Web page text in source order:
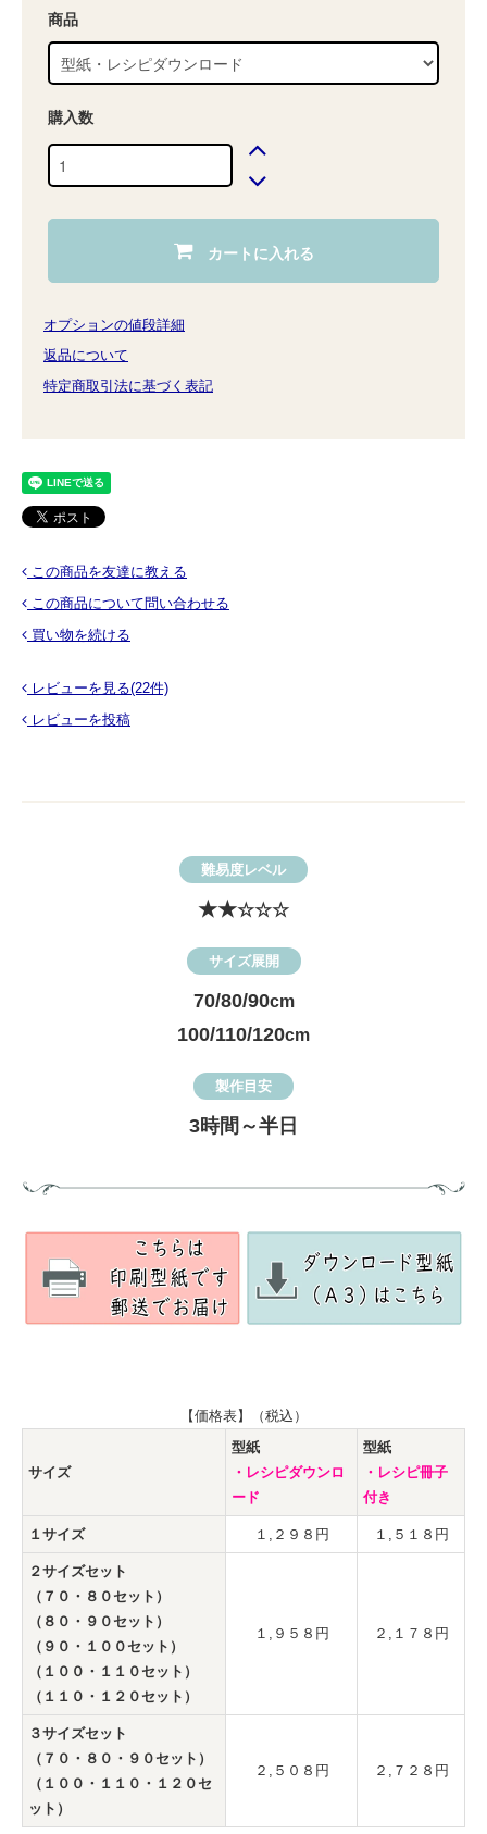
商品
購入数
カートに入れる
オプションの値段詳細
返品について
特定商取引法に基づく表記
この商品を友達に教える
この商品について問い合わせる
買い物を続ける
レビューを見る(22件)
レビューを投稿
難易度レベル
★★☆☆☆
サイズ展開
70/80/90cm
100/110/120cm
製作目安
3時間～半日
【価格表】（税込）
サイズ
型紙
・レシピダウンロ
ード
型紙
・レシピ冊子
付き
１サイズ １,２９８円 １,５１８円
２サイズセット
（７０・８０セット）
（８０・９０セット）
（９０・１００セット）
（１００・１１０セット）
（１１０・１２０セット）
１,９５８円 ２,１７８円
３サイズセット
（７０・８０・９０セット）
（１００・１１０・１２０セ
ット）
２,５０８円 ２,７２８円